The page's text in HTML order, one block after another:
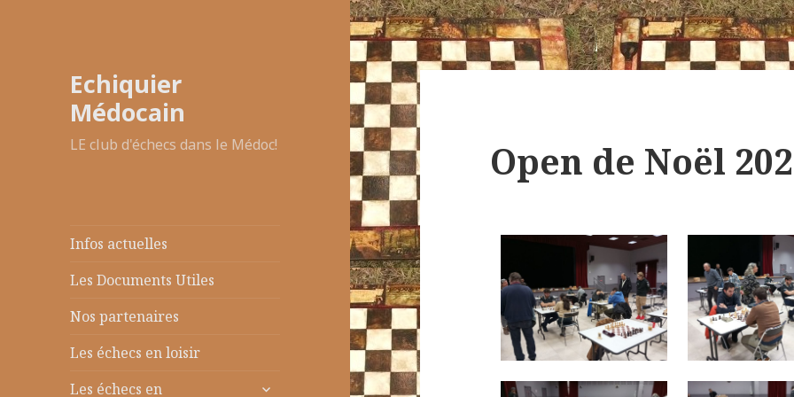
Echiquier
Médocain
LE club d'échecs dans le Médoc!
Infos actuelles
Les Documents Utiles
Nos partenaires
Les échecs en loisir
Les échecs en
ouvrir
Open de Noël